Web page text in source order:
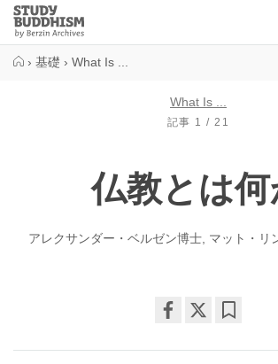
Close
Study
Buddhism
› 基礎 › What Is ...
What Is ...
記事 1 / 21
仏教とは何
アレクサンダー・ベルゼン博士, マット・リ
on